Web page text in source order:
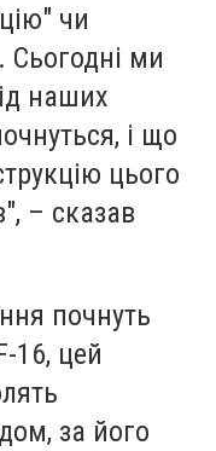
чи
Сьогодні ми
наших
і що
цього
– сказав
почнуть
16, цей
за його